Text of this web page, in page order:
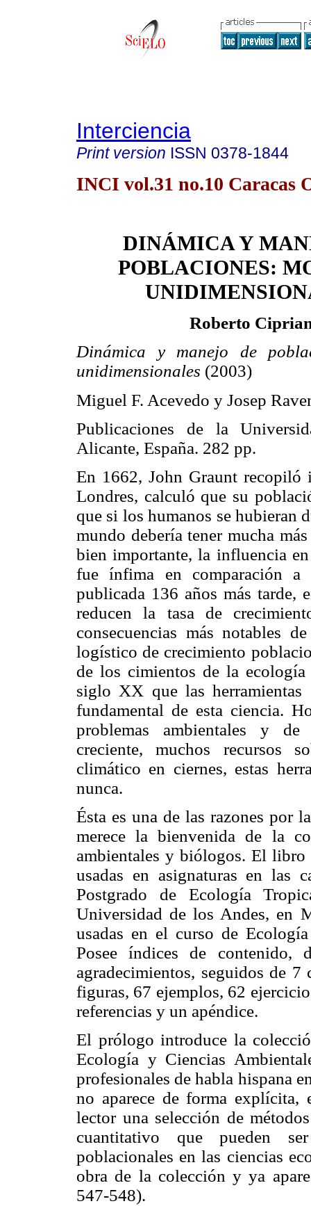
Interciencia
Print version ISSN 0378-1844
INCI vol.31 no.10 Caracas
DINÁMICA Y
POBLACIONES:
Roberto
Dinámica y manejo de
unidimensionales (2003)
Miguel F. Acevedo y Josep
Publicaciones de la
Alicante, España. 282 pp.
En 1662, John Graunt recopiló
Londres, calculó que su
que si los humanos se hubieran
mundo debería tener mucha
bien importante, la influencia
fue ínfima en comparación
publicada 136 años más tarde,
reducen la tasa de
consecuencias más notables
logístico de crecimiento
de los cimientos de la
siglo XX que las
fundamental de esta ciencia.
problemas ambientales y de
creciente, muchos recursos
climático en ciernes, estas
nunca.
Ésta es una de las razones por
merece la bienvenida de la
ambientales y biólogos. El libro
usadas en asignaturas en las
Postgrado de Ecología
Universidad de los Andes, en
usadas en el curso de
Posee índices de
agradecimientos, seguidos de
figuras, 67 ejemplos, 62
referencias y un apéndice.
El prólogo introduce la
Ecología y Ciencias
profesionales de habla hispana
no aparece de forma
lector una selección de
cuantitativo que pueden
poblacionales en las ciencias
obra de la colección y ya
547-548).